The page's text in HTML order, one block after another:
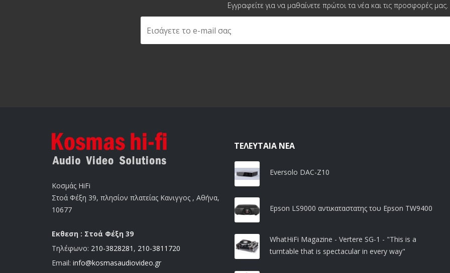
Εγγραφείτε για να μαθαίνετε πρώτοι τα νέα και τις προσφορές μας.
Κοσμάς HiFi
Στοά Φέξη 39, πλησίον πλατείας Κανιγγος , Αθήνα,
10677
Εκθεση : Στοά Φέξη 39
Τηλέφωνο: 210-3828281 , 210-3811720
Email: info@kosmasaudiovideo.gr
ΤΕΛΕΥΤΑΊΑ ΝΈΑ
Eversolo DAC-Z10
Epson LS9000 αντικαταστατης του Epson TW9400
WhatHiFi Magazine - Vertere SG-1 - "This is a
turntable that is spectacular in every way"